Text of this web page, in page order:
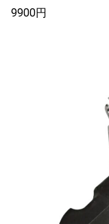
9900円